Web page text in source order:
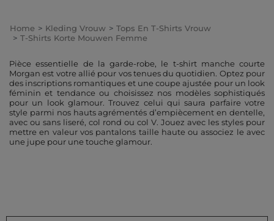
Home Kleding Vrouw
Tops En T-Shirts Vrouw
T-Shirts Korte Mouwen Femme
Pièce essentielle de la garde-robe, le t-shirt manche courte
Morgan est votre allié pour vos tenues du quotidien. Optez pour
des inscriptions romantiques et une coupe ajustée pour un look
féminin et tendance ou choisissez nos modèles sophistiqués
pour un look glamour. Trouvez celui qui saura parfaire votre
style parmi nos hauts agrémentés d’empiècement en dentelle,
avec ou sans liseré, col rond ou col V. Jouez avec les styles pour
mettre en valeur vos pantalons taille haute ou associez le avec
une jupe pour une touche glamour.